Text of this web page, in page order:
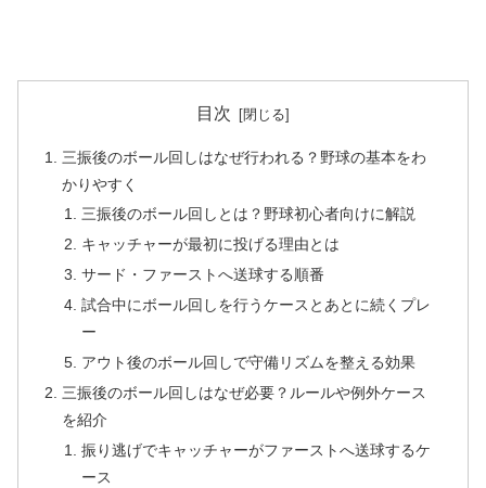
目次
三振後のボール回しはなぜ行われる？野球の基本をわ
かりやすく
三振後のボール回しとは？野球初心者向けに解説
キャッチャーが最初に投げる理由とは
サード・ファーストへ送球する順番
試合中にボール回しを行うケースとあとに続くプレ
ー
アウト後のボール回しで守備リズムを整える効果
三振後のボール回しはなぜ必要？ルールや例外ケース
を紹介
振り逃げでキャッチャーがファーストへ送球するケ
ース